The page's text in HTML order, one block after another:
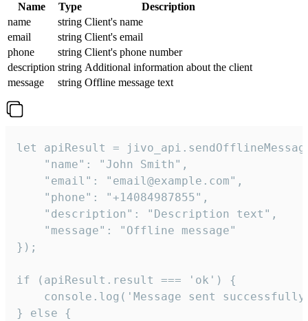
Name Type
Description
name
string Client's name
email
string Client's email
phone
string Client's phone number
description string Additional information about the client
message
string Offline message text
let apiResult =
    "name": "John Smith",
    "email": "email@example.com",
    "phone": "+14084987855",
    "description": "Description text",
    "message": "Offline message"
});
if (apiResult.result === 'ok') {
console.log('Message sent
} else {